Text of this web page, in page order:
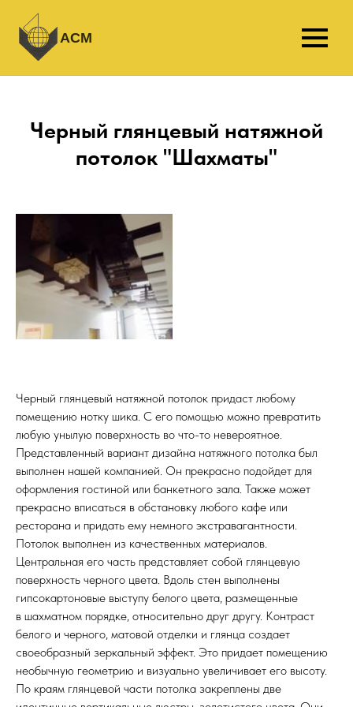
АСМ
Черный глянцевый натяжной
потолок "Шахматы"
Черный глянцевый натяжной потолок придаст любому
помещению нотку шика. С его помощью можно превратить
любую унылую поверхность во что-то невероятное.
Представленный вариант дизайна натяжного потолка был
выполнен нашей компанией. Он прекрасно подойдет для
оформления гостиной или банкетного зала. Также может
прекрасно вписаться в обстановку любого кафе или
ресторана и придать ему немного экстравагантности.
Потолок выполнен из качественных материалов.
Центральная его часть представляет собой глянцевую
поверхность черного цвета. Вдоль стен выполнены
гипсокартоновые выступу белого цвета, размещенные
в шахматном порядке, относительно друг другу. Контраст
белого и черного, матовой отделки и глянца создает
своеобразный зеркальный эффект. Это придает помещению
необычную геометрию и визуально увеличивает его высоту.
По краям глянцевой части потолка закреплены две